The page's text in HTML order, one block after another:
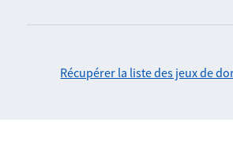
Récupérer la liste des jeux de